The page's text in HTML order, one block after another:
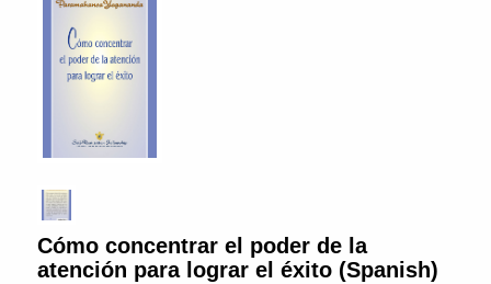
Cómo concentrar el poder de la
atención para lograr el éxito (Spanish)